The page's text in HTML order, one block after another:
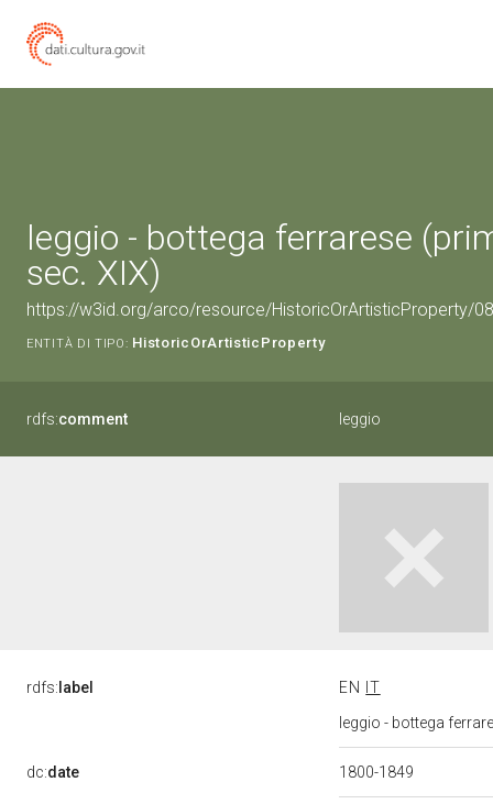
leggio - bottega ferrarese
sec. XIX)
https://w3id.org/arco/resource/HistoricOrArtisticProperty/
ENTITÀ DI TIPO: HistoricOrArtisticProperty
rdfs:comment leggio
rdfs: label EN
IT
leggio - bottega
dc:date 1800-1849